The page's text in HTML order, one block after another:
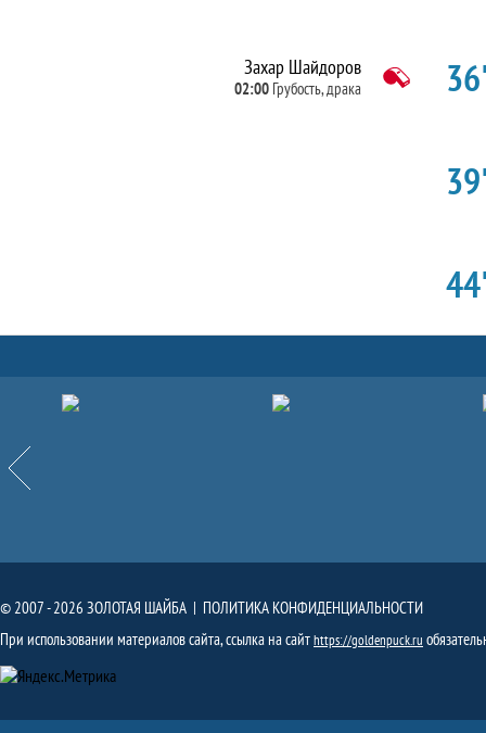
Захар Шайдоров
02:00 Грубость, драка
Назад
Партнёры
© 2007 - 2026 ЗОЛОТАЯ ШАЙБА | ПОЛИТИКА КОНФИДЕНЦИАЛЬНОСТИ
При использовании материалов сайта, ссылка на сайтhttps://goldenpuck.ru